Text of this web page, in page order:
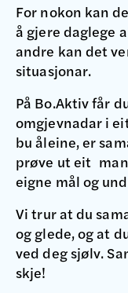
For nokon kan
å gjere daglege
andre kan det
situasjonar.
På Bo.Aktiv får
omgjevnadar i
bu åleine, er
prøve ut eit
eigne mål og
Vi trur at du
og glede, og at
ved deg sjølv.
skje!